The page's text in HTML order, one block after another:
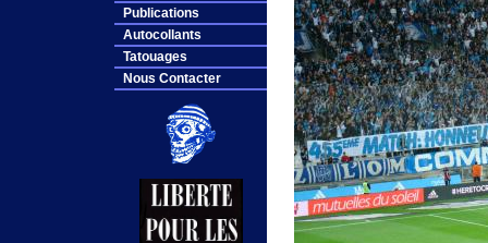
Publications
Autocollants
Tatouages
Nous Contacter